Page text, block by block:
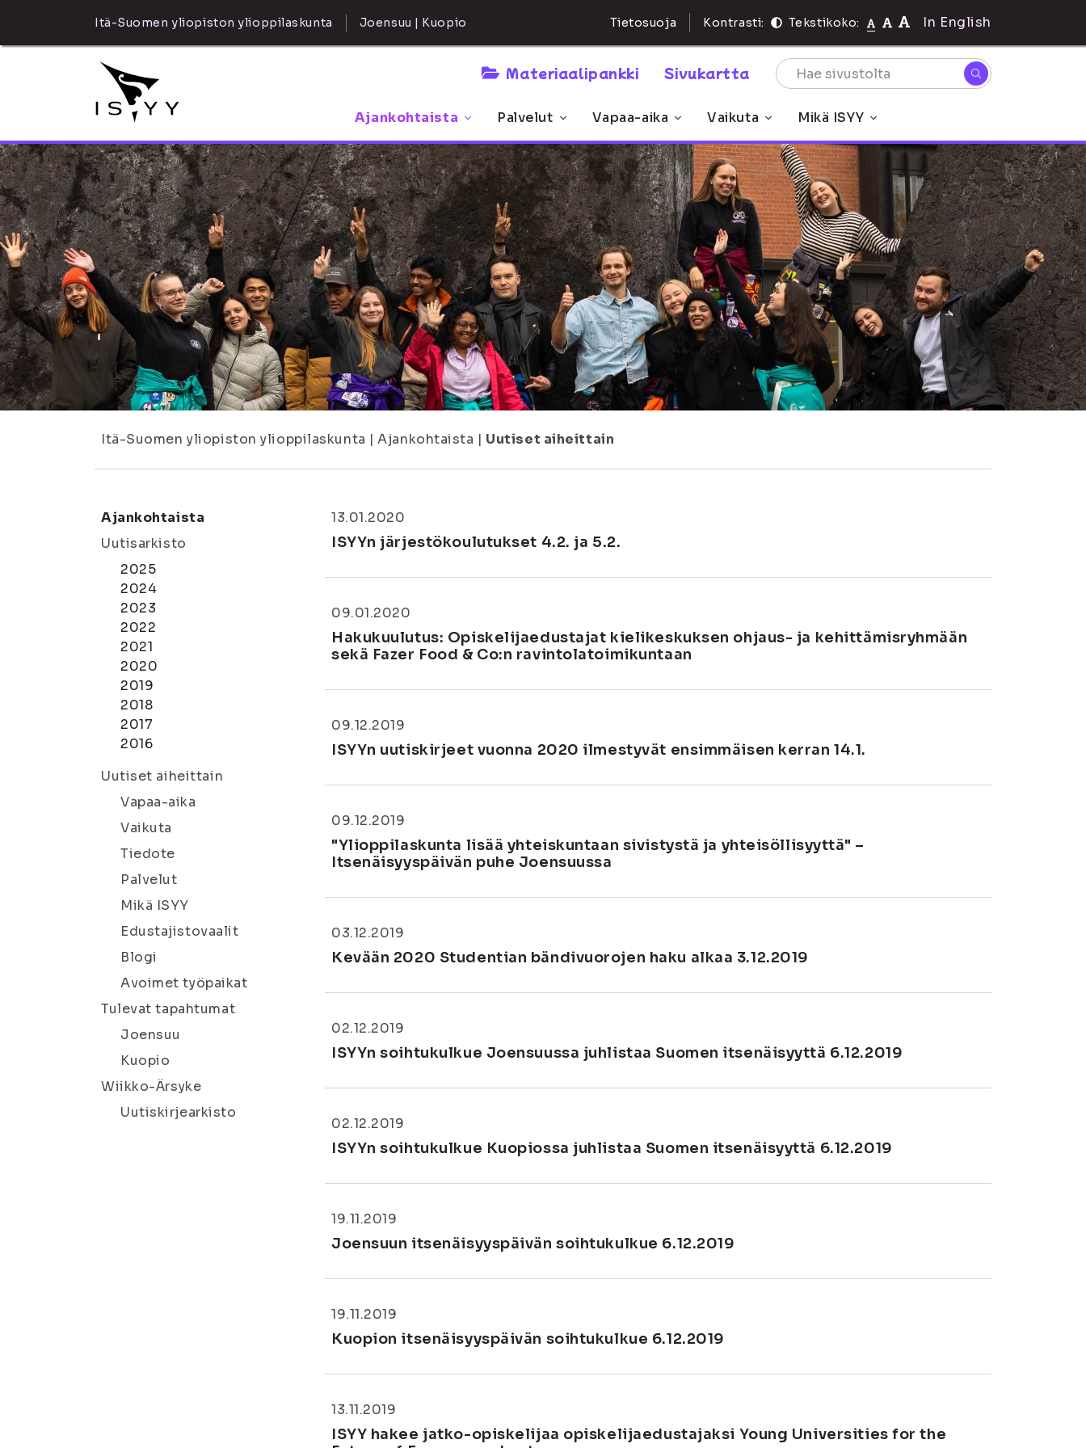
Itä-Suomen yliopiston ylioppilaskunta Joensuu | Kuopio Tietosuoja Kontrasti: Tekstikoko: In English
Materiaalipankki Sivukartta
Ajankohtaista Palvelut Vapaa-aika Vaikuta Mikä ISYY
Itä-Suomen yliopiston ylioppilaskunta | Ajankohtaista | Uutiset aiheittain
Ajankohtaista
Uutisarkisto
2025
2024
2023
2022
2021
2020
2019
2018
2017
2016
Uutiset aiheittain
Vapaa-aika
Vaikuta
Tiedote
Palvelut
Mikä ISYY
Edustajistovaalit
Blogi
Avoimet työpaikat
Tulevat tapahtumat
Joensuu
Kuopio
Wiikko-Ärsyke
Uutiskirjearkisto
13.01.2020
ISYYn järjestökoulutukset 4.2. ja 5.2.
09.01.2020
Hakukuulutus: Opiskelijaedustajat kielikeskuksen ohjaus- ja kehittämisryhmään
sekä Fazer Food & Co:n ravintolatoimikuntaan
09.12.2019
ISYYn uutiskirjeet vuonna 2020 ilmestyvät ensimmäisen kerran 14.1.
09.12.2019
"Ylioppilaskunta lisää yhteiskuntaan sivistystä ja yhteisöllisyyttä" –
Itsenäisyyspäivän puhe Joensuussa
03.12.2019
Kevään 2020 Studentian bändivuorojen haku alkaa 3.12.2019
02.12.2019
ISYYn soihtukulkue Joensuussa juhlistaa Suomen itsenäisyyttä 6.12.2019
02.12.2019
ISYYn soihtukulkue Kuopiossa juhlistaa Suomen itsenäisyyttä 6.12.2019
19.11.2019
Joensuun itsenäisyyspäivän soihtukulkue 6.12.2019
19.11.2019
Kuopion itsenäisyyspäivän soihtukulkue 6.12.2019
13.11.2019
ISYY hakee jatko-opiskelijaa opiskelijaedustajaksi Young Universities for the